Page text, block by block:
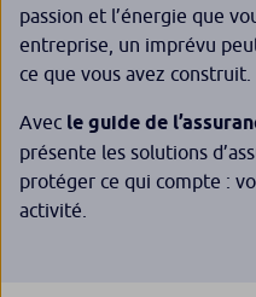
passion et l’énergie que
entreprise, un imprévu
ce que vous avez construit.
Avec le guide de
présente les solutions
protéger ce qui compte :
activité.